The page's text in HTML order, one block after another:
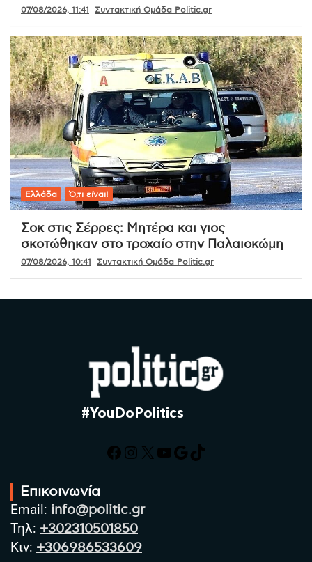
07/08/2026, 11:41 Συντακτική Ομάδα Politic.gr
Ελλάδα Ό,τι είναι!
Σοκ στις Σέρρες: Μητέρα και γιος
σκοτώθηκαν στο τροχαίο στην Παλαιοκώμη
07/08/2026, 10:41 Συντακτική Ομάδα Politic.gr
#YouDoPolitics
Facebook
Instagram
X YouTube
Google
TikTok
Επικοινωνία
Email: info@politic.gr
Τηλ: +302310501850
Κιν: +306986533609